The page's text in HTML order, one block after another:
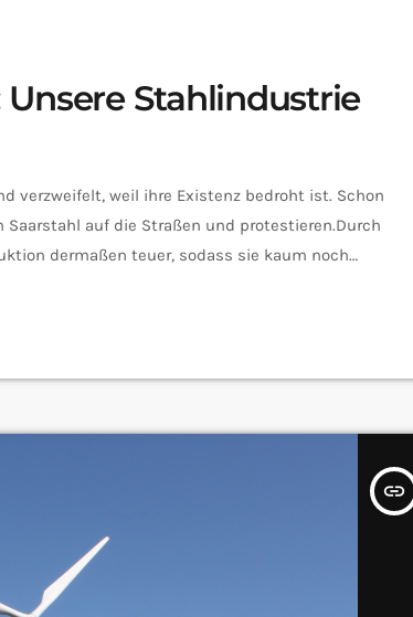
Stahlindustrie
verzweifelt, weil ihre Existenz bedroht ist. Schon
auf die Straßen und protestieren.Durch
dermaßen teuer, sodass sie kaum noch
die Klimaziele des Unternehmens erreicht
insert_link